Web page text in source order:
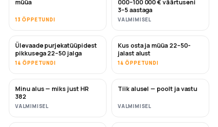
müüa
13 ÕPPETUNDI
000–100 000 € väärtuseni
3–5 aastaga
VALMIMISEL
TULEMAS
Ülevaade purjekatüüpidest
pikkusega 22–50 jalga
14 ÕPPETUNDI
TULEMAS
Kus osta ja müüa 22–50-
jalast alust
14 ÕPPETUNDI
TULEMAS
Minu alus — miks just HR
382
VALMIMISEL
TULEMAS
Tiik alusel — poolt ja vastu
VALMIMISEL